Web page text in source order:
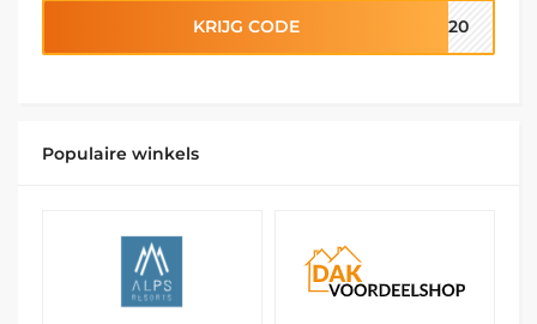
KRIJG CODE RA20
Populaire winkels